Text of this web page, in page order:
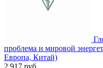
проблема и мировой
Европа, Китай)
2 917 руб.